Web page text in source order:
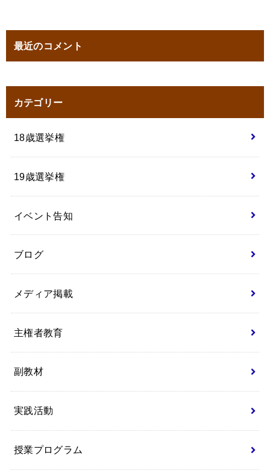
最近のコメント
カテゴリー
18歳選挙権
19歳選挙権
イベント告知
ブログ
メディア掲載
主権者教育
副教材
実践活動
授業プログラム